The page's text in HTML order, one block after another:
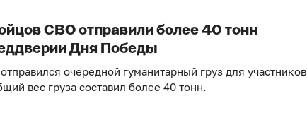
СВО отправили более 40 тонн
Дня Победы
очередной гуманитарный груз для участников
вес груза составил более 40 тонн.